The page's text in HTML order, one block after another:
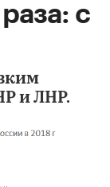
с
и ЛНР.